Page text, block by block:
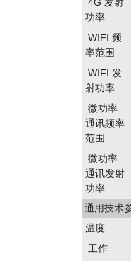
功率
WIFI 频
率范围
WIFI 发
射功率
微功率
通讯频率
范围
微功率
通讯发射
功率
通用技术
温度
工作